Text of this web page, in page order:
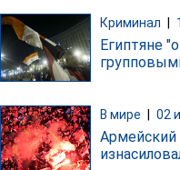
Криминал
Египтяне
В мире | 02
Армейский